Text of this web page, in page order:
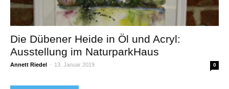
Die Dübener Heide in Öl und Acryl:
Ausstellung im NaturparkHaus
Annett Riedel - 13. Januar 2019 0